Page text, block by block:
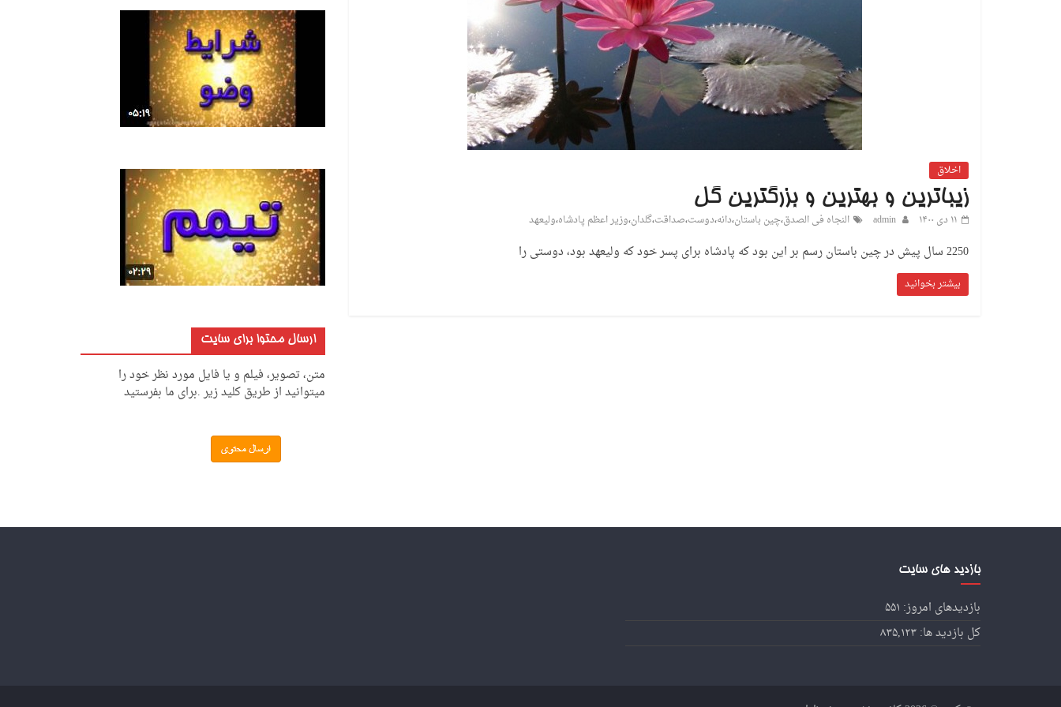
اخلاق
زیباترین و بهترین و بزرگترین گل
۱۱ دی ۱۴۰۰ admin النجاه فی الصدق،چین باستان،دانه،دوست،صداقت،گلدان،وزیر اعظم پادشاه،ولیعهد
2250 سال پیش در چین باستان رسم بر این بود که پادشاه برای پسر خود که ولیعهد بود، دوستی را
بیشتر بخوانید
ارسال محتوا برای سایت
متن، تصویر، فیلم و یا فایل مورد نظر خود را
میتوانید از طریق کلید زیر .برای ما بفرستید
بازدید های سایت
بازدیدهای امروز: ۵۵۱
کل بازدید ها:۸۳۵,۱۲۳